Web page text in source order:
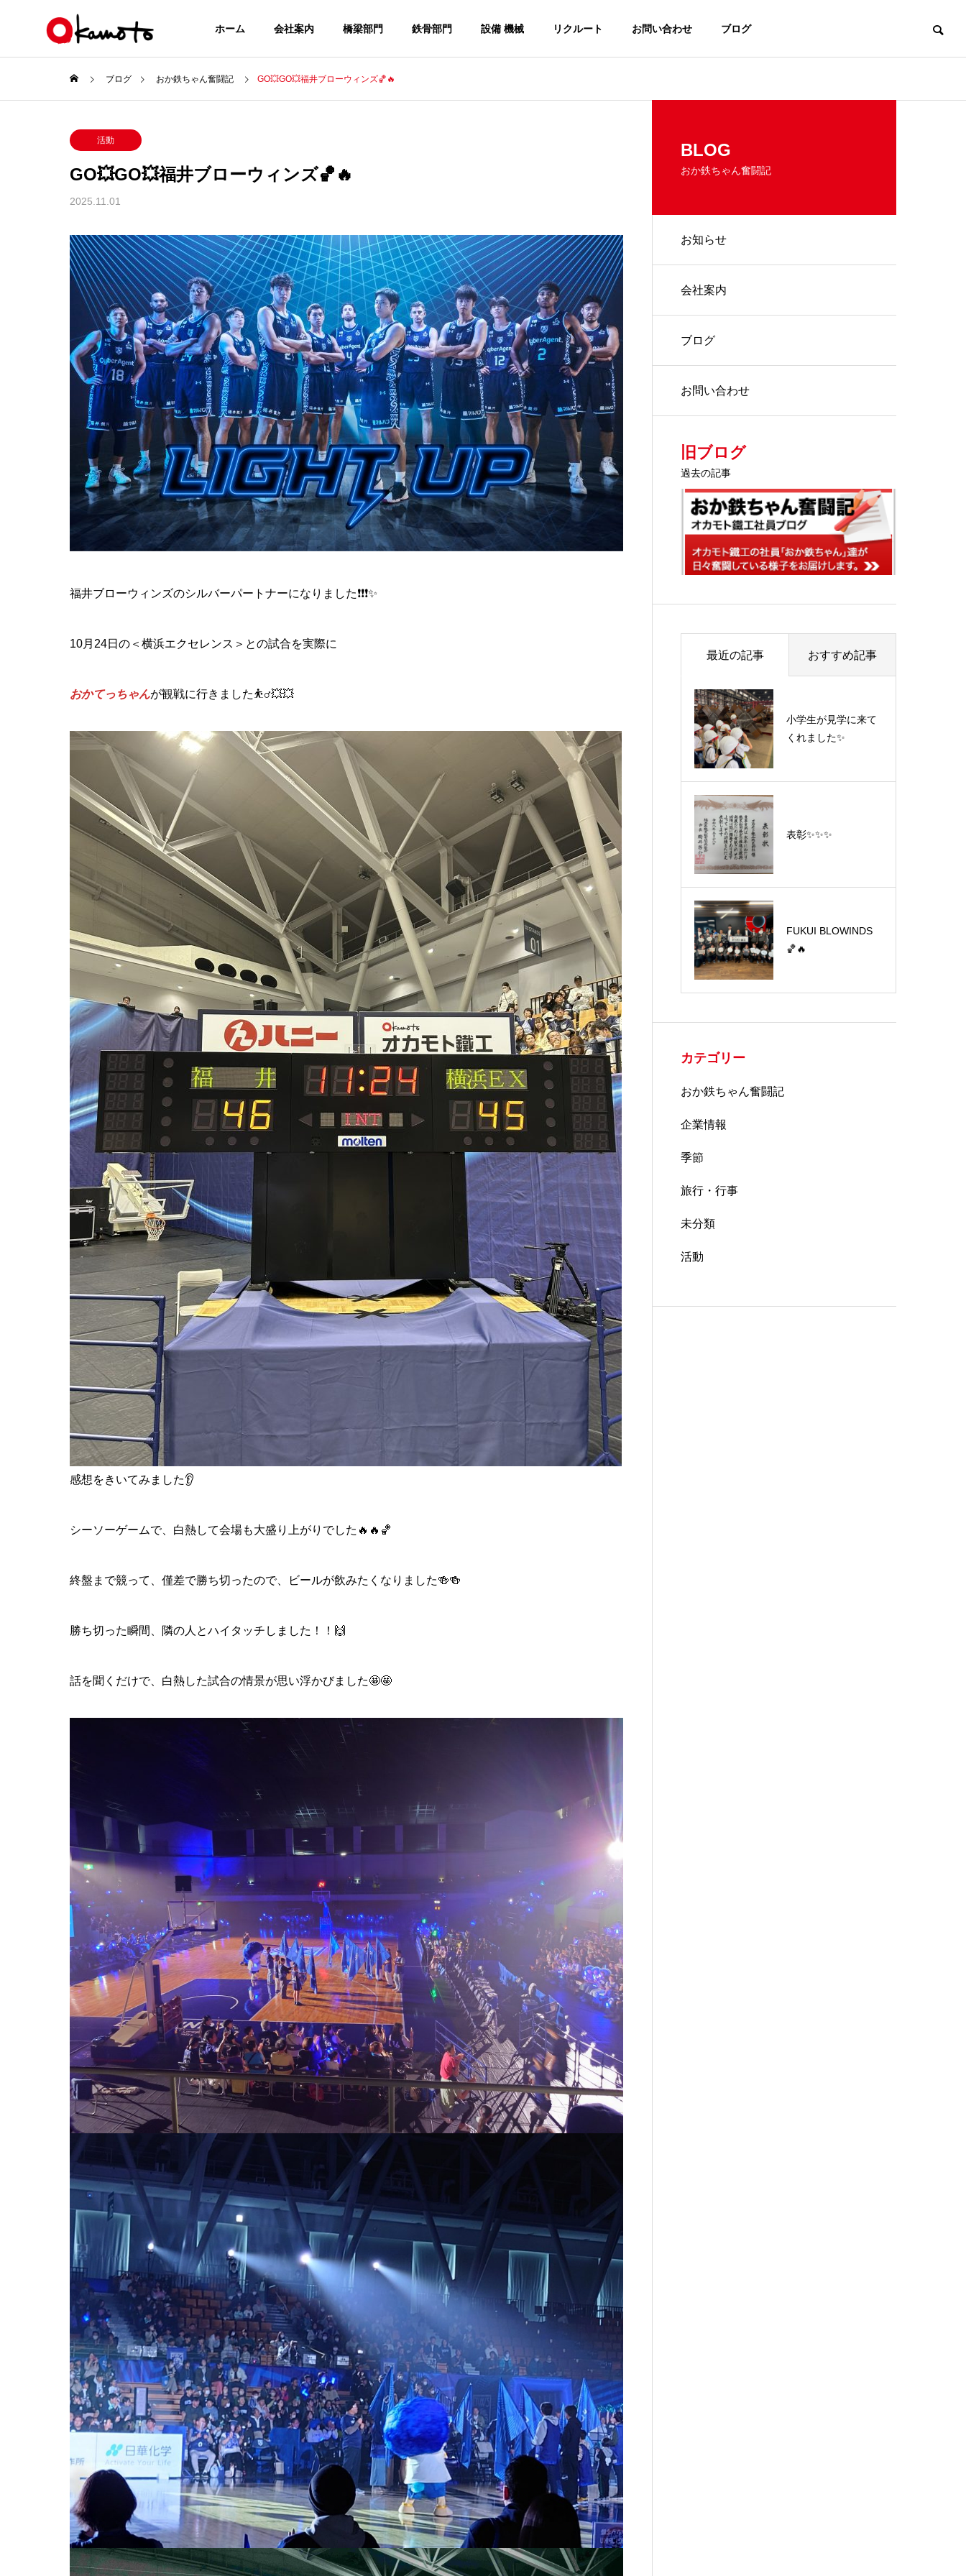
ホーム 会社案内 橋梁部門 鉄骨部門 設備 機械 リクルート お問い合わせ ブログ
ブログ おか鉄ちゃん奮闘記 GO💥GO💥福井ブローウィンズ🏀🔥
活動
GO💥GO💥福井ブローウィンズ🏀🔥
2025.11.01
福井ブローウィンズのシルバーパートナーになりました❗❗❗✨
10月24日の＜横浜エクセレンス＞との試合を実際に
おかてっちゃんが観戦に行きました⛹️‍♂️💥💥
感想をきいてみました👂
シーソーゲームで、白熱して会場も大盛り上がりでした🔥🔥🏀
終盤まで競って、僅差で勝ち切ったので、ビールが飲みたくなりました🍻🍻
勝ち切った瞬間、隣の人とハイタッチしました！！🙌
話を聞くだけで、白熱した試合の情景が思い浮かびました🤩🤩
BLOG
おか鉄ちゃん奮闘記
お知らせ
会社案内
ブログ
お問い合わせ
旧ブログ
過去の記事
最近の記事 おすすめ記事
小学生が見学に来て
くれました✨
表彰✨✨✨
FUKUI BLOWINDS
🏀🔥
カテゴリー
おか鉄ちゃん奮闘記
企業情報
季節
旅行・行事
未分類
活動